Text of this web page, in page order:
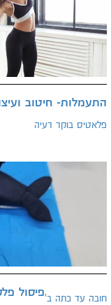
התעמלות- חיטוב
פלאטיס בוקר רעיה
פיסולחובה עד כתה ב'